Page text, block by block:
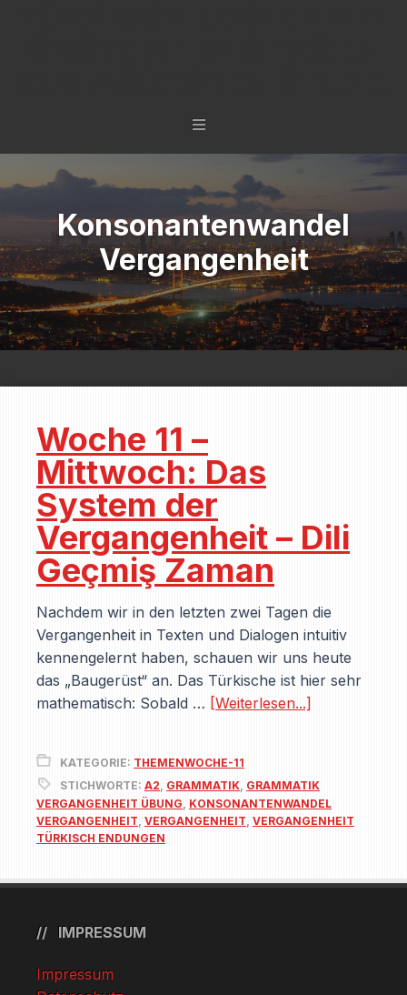
Konsonantenwandel
Vergangenheit
Woche 11 –
Mittwoch: Das
System der
Vergangenheit – Dili
Geçmiş Zaman
Nachdem wir in den letzten zwei Tagen die
Vergangenheit in Texten und Dialogen intuitiv
kennengelernt haben, schauen wir uns heute
das „Baugerüst“ an. Das Türkische ist hier sehr
mathematisch: Sobald … [Weiterlesen...]
KATEGORIE: THEMENWOCHE-11
STICHWORTE: A2, GRAMMATIK, GRAMMATIK
VERGANGENHEIT ÜBUNG, KONSONANTENWANDEL
VERGANGENHEIT, VERGANGENHEIT, VERGANGENHEIT
TÜRKISCH ENDUNGEN
IMPRESSUM
Impressum